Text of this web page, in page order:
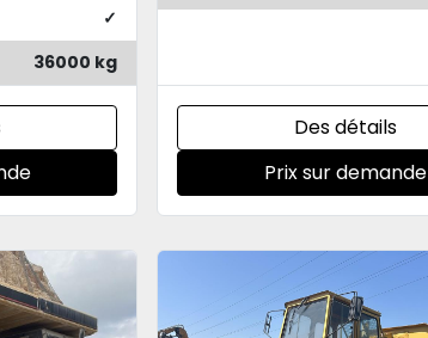
✓
36000 kg
Des détails
Prix sur demande